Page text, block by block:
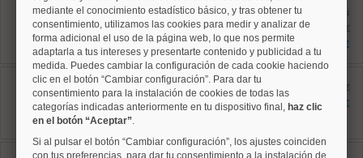
Ref: 10008652
151 m²
4 dormitorios
2 baños
antes
1.709.000 €
1.295.000 €
Salamanca, Goya
Ref: 10008816
73 m²
2 dormitorios
1 baños
antes 649.000 €
576.900 €
Salamanca, Goya
mediante el conocimiento estadístico básico, y tras obtener tu
consentimiento, utilizamos las cookies para medir y analizar de
forma adicional el uso de la página web, lo que nos permite
adaptarla a tus intereses y presentarte contenido y publicidad a tu
medida. Puedes cambiar la configuración de cada cookie haciendo
clic en el botón “Cambiar configuración”. Para dar tu
consentimiento para la instalación de cookies de todas las
categorías indicadas anteriormente en tu dispositivo final, haz clic
en el botón “Aceptar”.
Si al pulsar el botón “Cambiar configuración”, los ajustes coinciden
con tus preferencias, para dar tu consentimiento a la instalación de